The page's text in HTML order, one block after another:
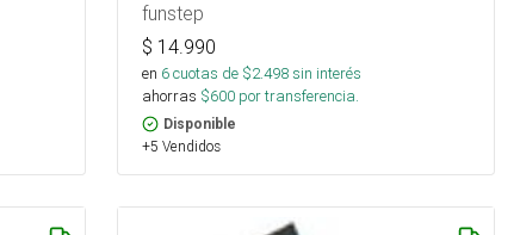
funstep
$ 14.990
en 6cuotas de $2.498sin interés
ahorras $600 por transferencia.
Disponible
+5 Vendidos